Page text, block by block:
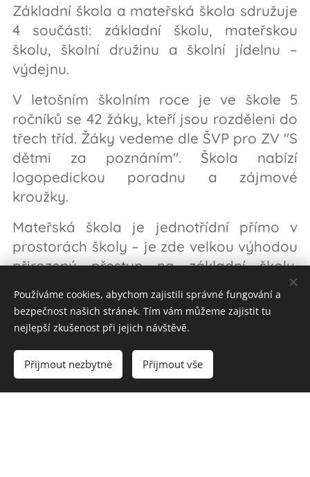
Základní škola a mateřská škola sdružuje
4 součásti: základní školu, mateřskou
školu, školní družinu a školní jídelnu –
výdejnu.
V letošním školním roce je ve škole 5
ročníků se 42 žáky, kteří jsou rozděleni do
třech tříd. Žáky vedeme dle ŠVP pro ZV "S
dětmi za poznáním". Škola nabízí
logopedickou poradnu a zájmové
kroužky.
Mateřská škola je jednotřídní přímo v
prostorách školy – je zde velkou výhodou
přirozený přestup na základní školu.
Používáme cookies, abychom zajistili správné fungování a
bezpečnost našich stránek. Tím vám můžeme zajistit tu
nejlepší zkušenost při jejich návštěvě.
Přijmout nezbytné Přijmout vše